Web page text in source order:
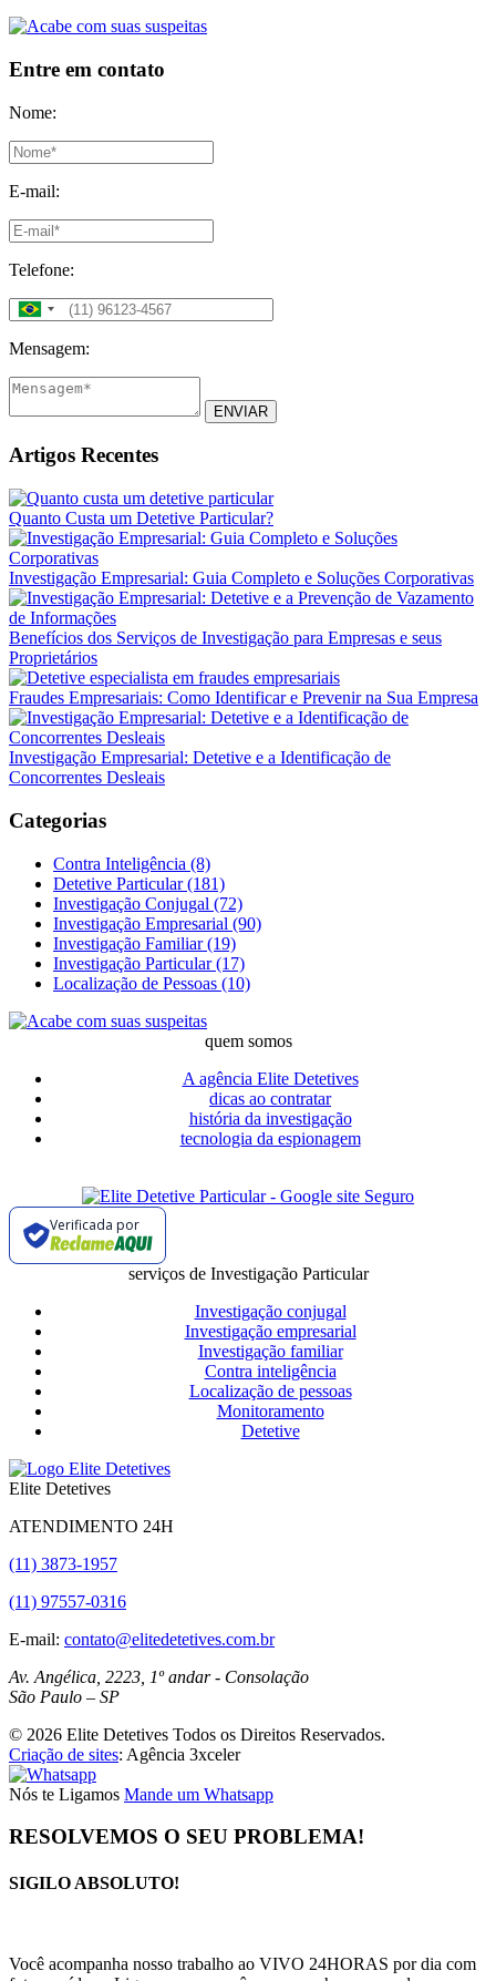
Entre em contato
Nome:
E-mail:
Telefone:
Mensagem:
ENVIAR
Artigos Recentes
Quanto Custa um Detetive Particular?
Investigação Empresarial: Guia Completo e Soluções Corporativas
Benefícios dos Serviços de Investigação para Empresas e seus
Proprietários
Fraudes Empresariais: Como Identificar e Prevenir na Sua Empresa
Investigação Empresarial: Detetive e a Identificação de
Concorrentes Desleais
Categorias
Contra Inteligência (8)
Detetive Particular (181)
Investigação Conjugal (72)
Investigação Empresarial (90)
Investigação Familiar (19)
Investigação Particular (17)
Localização de Pessoas (10)
quem somos
A agência Elite Detetives
dicas ao contratar
história da investigação
tecnologia da espionagem
Verificada por
serviços de Investigação Particular
Investigação conjugal
Investigação empresarial
Investigação familiar
Contra inteligência
Localização de pessoas
Monitoramento
Detetive
Elite Detetives
ATENDIMENTO 24H
(11) 3873-1957
(11) 97557-0316
E-mail: contato@elitedetetives.com.br
Av. Angélica, 2223, 1º andar - Consolação
São Paulo – SP
© 2026 Elite Detetives Todos os Direitos Reservados.
Criação de sites: Agência 3xceler
Nós te Ligamos Mande um Whatsapp
RESOLVEMOS O SEU PROBLEMA!
SIGILO ABSOLUTO!
Você acompanha nosso trabalho ao VIVO 24HORAS por dia com